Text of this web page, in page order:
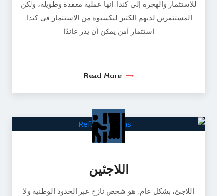
للاستثمار والهجرة إلى كندا. إنها عملية معقدة وطويلة، ولكن
المستثمرين لديهم الكثير ليكسبوه من الاستثمار في كندا.
استثمار آمن يمكن أن يدر عائدًا
Read More
اللاجئين
اللاجئ، بشكل عام، هو شخص نازح عبر الحدود الوطنية ولا